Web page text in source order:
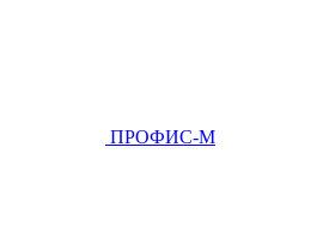
ПРОФИС-М